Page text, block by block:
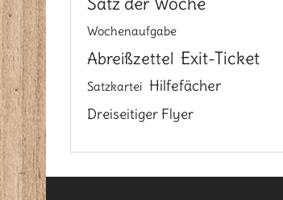
Wochenaufgabe
Abreißzettel Exit-Ticket
Satzkartei Hilfefächer
Dreiseitiger Flyer